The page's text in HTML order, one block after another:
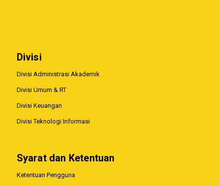
Divisi
Divisi Administrasi Akademik
Divisi Umum & RT
Divisi Keuangan
Divisi Teknologi Informasi
Syarat dan Ketentuan
Ketentuan Pengguna